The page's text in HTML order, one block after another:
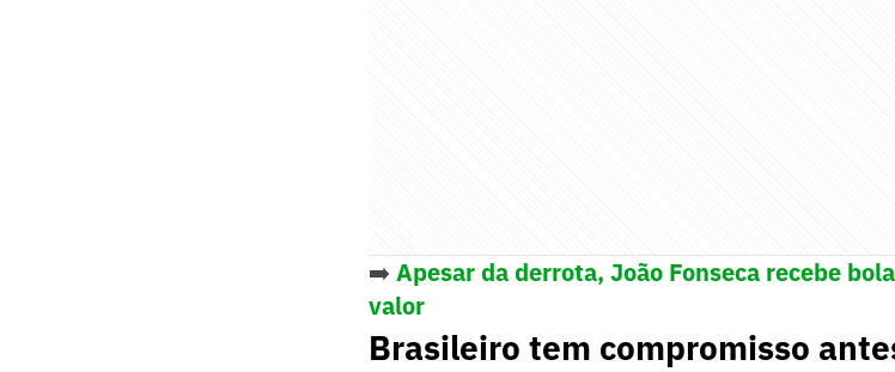
➡️ Apesar da derrota, João Fonseca recebe
valor
Brasileiro tem compromisso